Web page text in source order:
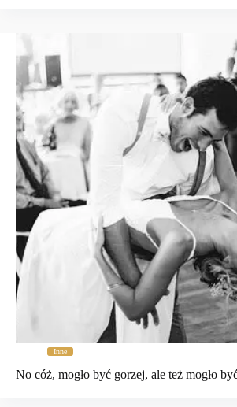
Inne
No cóż, mogło być gorzej, ale też mogło